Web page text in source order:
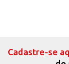
Cadastre-se